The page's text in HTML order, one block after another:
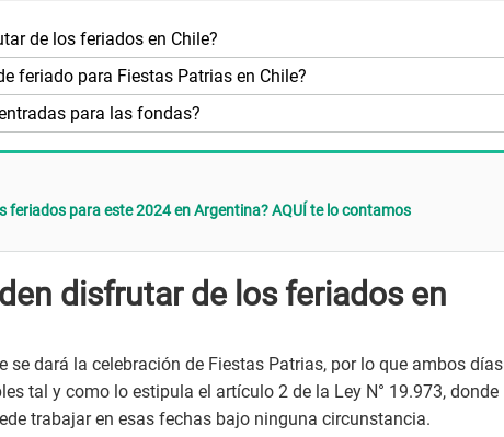
de los feriados en Chile?
feriado para Fiestas Patrias en Chile?
para las fondas?
feriados para este 2024 en Argentina? AQUÍ te lo contamos
disfrutar de los feriados en
se dará la celebración de Fiestas Patrias, por lo que ambos días
tal y como lo estipula el artículo 2 de la Ley N° 19.973, donde
trabajar en esas fechas bajo ninguna circunstancia.